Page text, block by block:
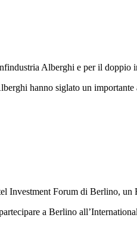
Alberghi e per il doppio
hanno siglato un
Investment Forum di Berlino,
a Berlino